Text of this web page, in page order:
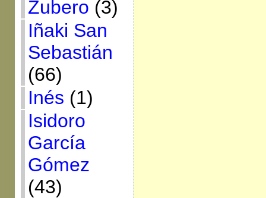
Zubero (3)
Iñaki San
Sebastián
(66)
Inés (1)
Isidoro
García
Gómez
(43)